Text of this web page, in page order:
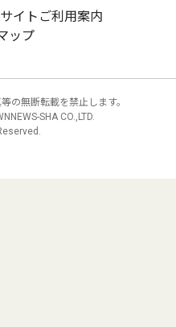
サイトご利用案内
ップ
の無断転載を禁止します。
SHA CO.,LTD.